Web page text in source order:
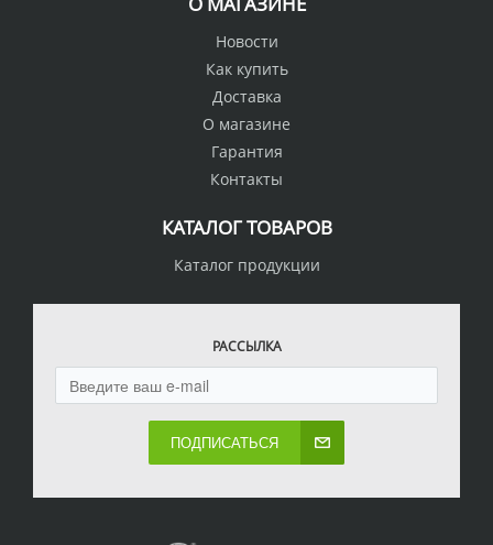
Новости
Как купить
Доставка
О магазине
Гарантия
Контакты
КАТАЛОГ ТОВАРОВ
Каталог продукции
РАССЫЛКА
ПОДПИСАТЬСЯ